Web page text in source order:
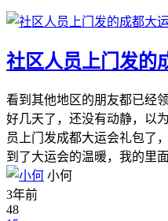
社区人员上门发的
看到其他地区的朋友都已经
好几天了，还没有动静，以
员上门发成都大运会礼包了
到了大运会的温暖，我的里
小何
3年前
48